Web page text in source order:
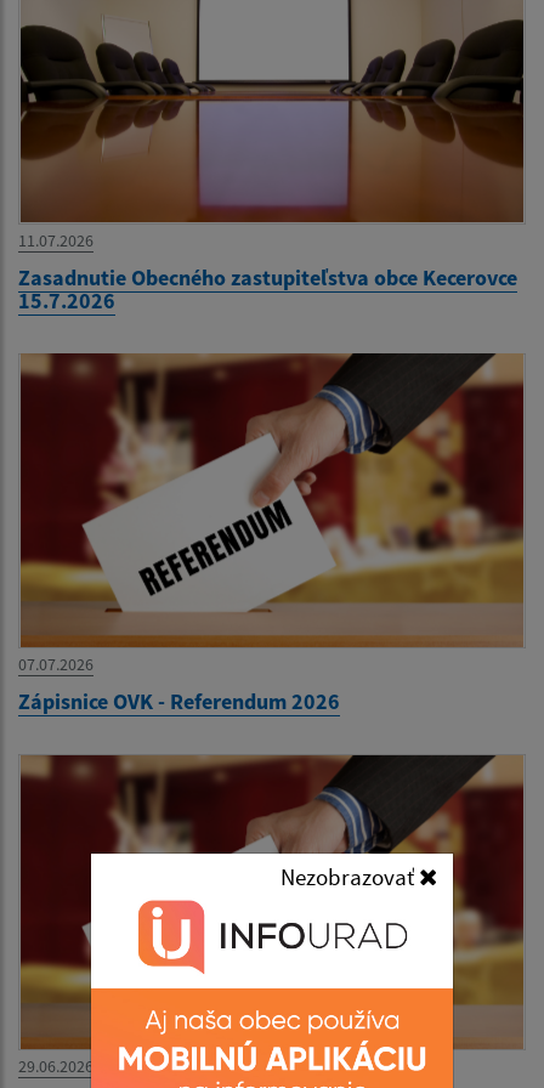
Nezobrazovať
11.07.2026
Zasadnutie Obecného zastupiteľstva obce Kecerovce
15.7.2026
07.07.2026
Zápisnice OVK - Referendum 2026
29.06.2026